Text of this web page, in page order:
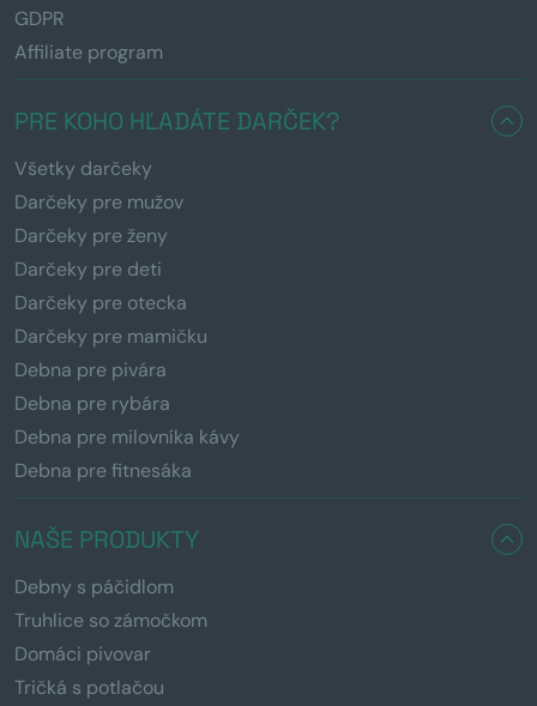
GDPR
Affiliate program
PRE KOHO HĽADÁTE DARČEK?
Všetky darčeky
Darčeky pre mužov
Darčeky pre ženy
Darčeky pre deti
Darčeky pre otecka
Darčeky pre mamičku
Debna pre pivára
Debna pre rybára
Debna pre milovníka kávy
Debna pre fitnesáka
NAŠE PRODUKTY
Debny s páčidlom
Truhlice so zámočkom
Domáci pivovar
Tričká s potlačou